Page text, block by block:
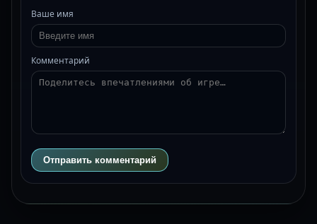
Ваше имя
Комментарий
Отправить комментарий